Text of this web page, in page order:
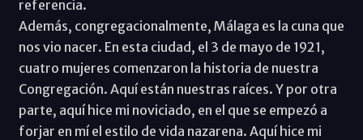
referencia.
Además, congregacionalmente, Málaga es la cuna que
nos vio nacer. En esta ciudad, el 3 de mayo de 1921,
cuatro mujeres comenzaron la historia de nuestra
Congregación. Aquí están nuestras raíces. Y por otra
parte, aquí hice mi noviciado, en el que se empezó a
forjar en mí el estilo de vida nazarena. Aquí hice mi